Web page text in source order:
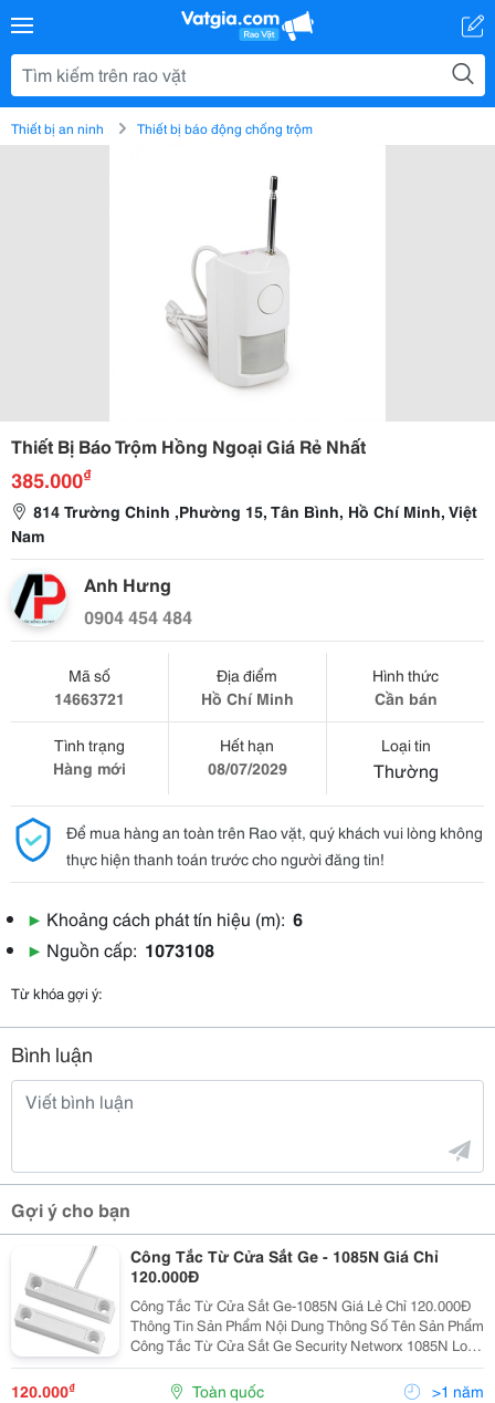
Thiết bị an ninh Thiết bị báo động chống trộm
Thiết Bị Báo Trộm Hồng Ngoại Giá Rẻ Nhất
385.000₫
814 Trường Chinh ,Phường 15, Tân Bình, Hồ Chí Minh, Việt
Nam
Anh Hưng
0904 454 484
Mã số
14663721
Địa điểm
Hồ Chí Minh
Hình thức
Cần bán
Tình trạng
Hàng mới
Hết hạn
08/07/2029
Loại tin
Thường
Để mua hàng an toàn trên Rao vặt, quý khách vui lòng không
thực hiện thanh toán trước cho người đăng tin!
▶ Khoảng cách phát tín hiệu (m): 6
▶ Nguồn cấp: 1073108
Từ khóa gợi ý:
Bình luận
Gợi ý cho bạn
Công Tắc Từ Cửa Sắt Ge - 1085N Giá Chỉ
120.000Đ
Công Tắc Từ Cửa Sắt Ge-1085N Giá Lẻ Chỉ 120.000Đ
Thông Tin Sản Phẩm Nội Dung Thông Số Tên Sản Phẩm
Công Tắc Từ Cửa Sắt Ge Security Networx 1085N Loại
Sản Phẩm Thiết Bị Báo Trộm Networx Hãng Sản Xuất
120.000₫ Toàn quốc >1 năm